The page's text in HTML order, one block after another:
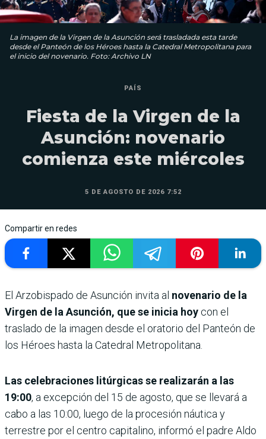
La imagen de la Virgen de la Asunción será trasladada esta tarde
desde el Panteón de los Héroes hasta la Catedral Metropolitana para
el inicio del novenario. Foto: Archivo LN
PAÍS
Fiesta de la Virgen de la
Asunción: novenario
comienza este miércoles
5 DE AGOSTO DE 2026 7:52
Compartir en redes
El Arzobispado de Asunción invita al novenario de la
Virgen de la Asunción, que se inicia hoy con el
traslado de la imagen desde el oratorio del Panteón de
los Héroes hasta la Catedral Metropolitana.
Las celebraciones litúrgicas se realizarán a las
19:00, a excepción del 15 de agosto, que se llevará a
cabo a las 10:00, luego de la procesión náutica y
terrestre por el centro capitalino, informó el padre Aldo